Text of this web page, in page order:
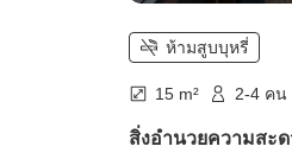
ห้ามสูบบุหรี่
15 m² 2-4 คน
สิ่งอำนวยความสะ